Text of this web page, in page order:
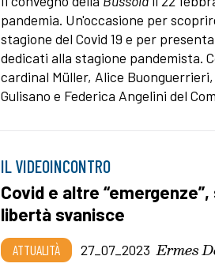
pandemia. Un'occasione per
stagione del Covid 19 e per
dedicati alla stagione pandemista.
cardinal Müller, Alice
Gulisano e Federica Angelini del
IL VIDEOINCONTRO
Covid e altre
libertà svanisce
ATTUALITÀ 27_07_2023 Ermes